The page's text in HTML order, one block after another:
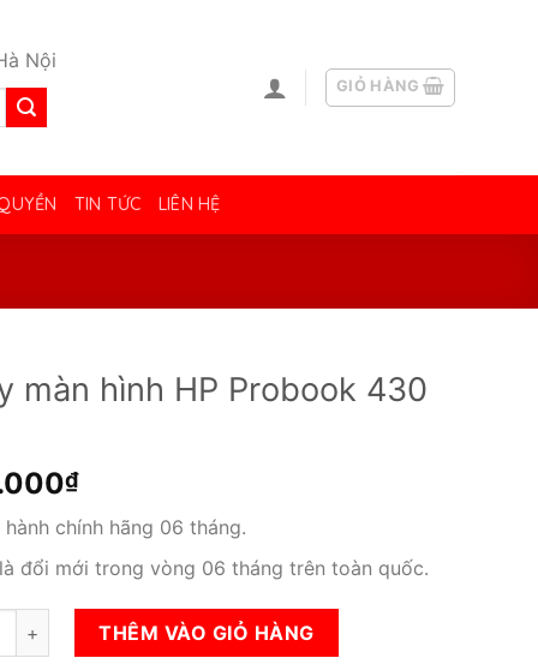
Nội
GIỎ HÀNG
TIN TỨC LIÊN HỆ
màn hình HP Probook 430
₫
hành chính hãng 06 tháng.
đổi mới trong vòng 06 tháng trên toàn quốc.
hình HP Probook 430 G2 số lượng
THÊM VÀO GIỎ HÀNG